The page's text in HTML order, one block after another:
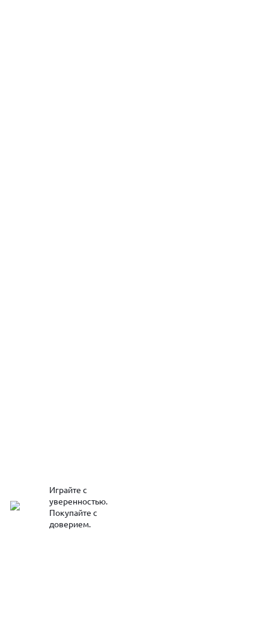
Играйте с
уверенностью.
Покупайте с
доверием.